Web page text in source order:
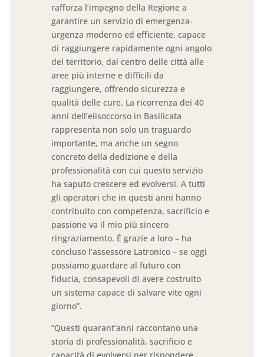
rafforza l’impegno della Regione a
garantire un servizio di emergenza-
urgenza moderno ed efficiente, capace
di raggiungere rapidamente ogni angolo
del territorio, dal centro delle città alle
aree più interne e difficili da
raggiungere, offrendo sicurezza e
qualità delle cure. La ricorrenza dei 40
anni dell’elisoccorso in Basilicata
rappresenta non solo un traguardo
importante, ma anche un segno
concreto della dedizione e della
professionalità con cui questo servizio
ha saputo crescere ed evolversi. A tutti
gli operatori che in questi anni hanno
contribuito con competenza, sacrificio e
passione va il mio più sincero
ringraziamento. È grazie a loro – ha
concluso l’assessore Latronico – se oggi
possiamo guardare al futuro con
fiducia, consapevoli di avere costruito
un sistema capace di salvare vite ogni
giorno”.
“Questi quarant’anni raccontano una
storia di professionalità, sacrificio e